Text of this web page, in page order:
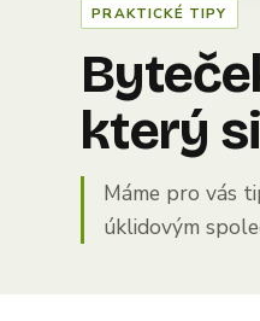
který
Máme pro vás
úklidovým
PRAKTICKÉ TIPY